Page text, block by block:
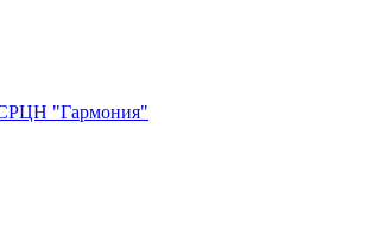
СРЦН "Гармония"